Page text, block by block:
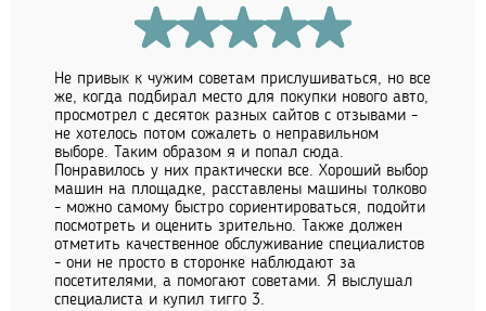
Не привык к чужим советам прислушиваться, но все
же, когда подбирал место для покупки нового авто,
просмотрел с десяток разных сайтов с отзывами -
не хотелось потом сожалеть о неправильном
выборе. Таким образом я и попал сюда.
Понравилось у них практически все. Хороший выбор
машин на площадке, расставлены машины толково
- можно самому быстро сориентироваться, подойти
посмотреть и оценить зрительно. Также должен
отметить качественное обслуживание специалистов
- они не просто в сторонке наблюдают за
посетителями, а помогают советами. Я выслушал
специалиста и купил тигго 3.